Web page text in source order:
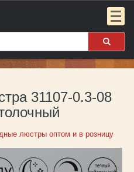
31107-0.3-08
люстры оптом и в розницу